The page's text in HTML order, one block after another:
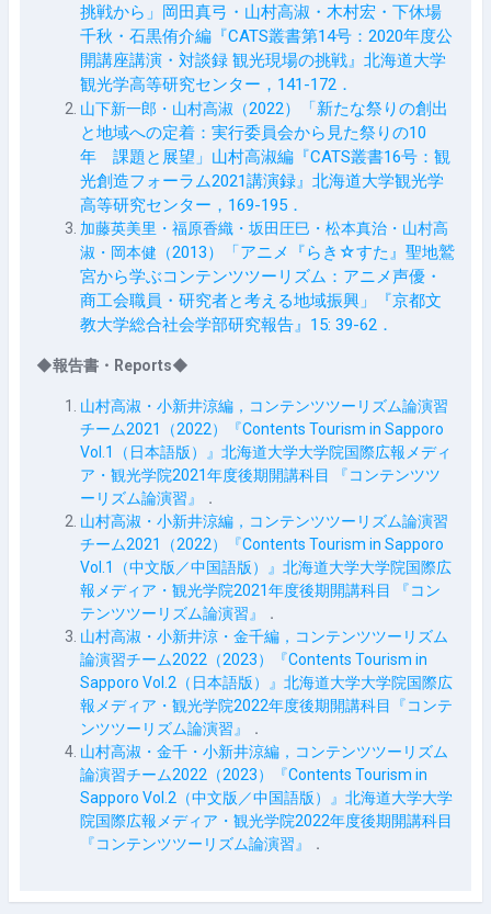
挑戦から」岡田真弓・山村高淑・木村宏・下休場
千秋・石黒侑介編『CATS叢書第14号： 2020年度公
開講座講演・対談録 観光現場の挑戦』北海道大学
観光学高等研究センター， 141-172．
山下新一郎・山村高淑（2022）「新たな祭りの創出
と地域への定着：実行委員会から見た祭りの10
年 課題と展望」山村高淑編『CATS叢書16号： 観
光創造フォーラム2021講演録』北海道大学観光学
高等研究センター， 169-195．
加藤英美里・福原香織・坂田圧巳・松本真治・山村高
淑・岡本健（2013）「アニメ『らき☆すた』聖地鷲
宮から学ぶコンテンツツーリズム：アニメ声優・
商工会職員・研究者と考える地域振興」『京都文
教大学総合社会学部研究報告』 15: 39-62 ．
◆報告書 ・Reports◆
山村高淑・小新井涼編，コンテンツツーリズム論演習
チーム2021（2022）『Contents Tourism in Sapporo
Vol.1（日本語版）』北海道大学大学院国際広報メディ
ア・観光学院2021年度後期開講科目 『コンテンツツ
ーリズム論演習』
．
山村高淑・小新井涼編，コンテンツツーリズム論演習
チーム2021（2022）『Contents Tourism in Sapporo
Vol.1（中文版／中国語版）』北海道大学大学院国際広
報メディア・観光学院2021年度後期開講科目 『コン
テンツツーリズム論演習』
．
山村高淑・小新井涼・金千編，コンテンツツーリズム
論演習チーム2022（2023）『Contents Tourism in
Sapporo Vol.2（日本語版）』北海道大学大学院国際広
報メディア・観光学院2022年度後期開講科目『コンテ
ンツツーリズム論演習』
．
山村高淑・金千・小新井涼編，コンテンツツーリズム
論演習チーム2022（2023）『Contents Tourism in
Sapporo Vol.2（中文版／中国語版）』北海道大学大学
院国際広報メディア・観光学院2022年度後期開講科目
『コンテンツツーリズム論演習』
．